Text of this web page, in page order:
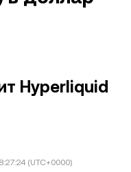
Hyperliquid
(UTC+0000)